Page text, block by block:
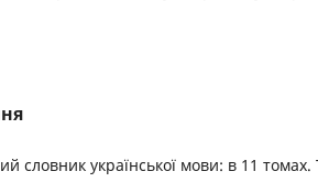
словник української мови: в 11 томах.